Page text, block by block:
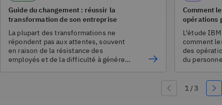
Guide du changement : réussir la
transformation de son entreprise
La plupart des transformations ne
répondent pas aux attentes, souvent
en raison de la résistance des
employés et de la difficulté à générer
Comment
opérations
de devenir
L’étude
comment
des
du